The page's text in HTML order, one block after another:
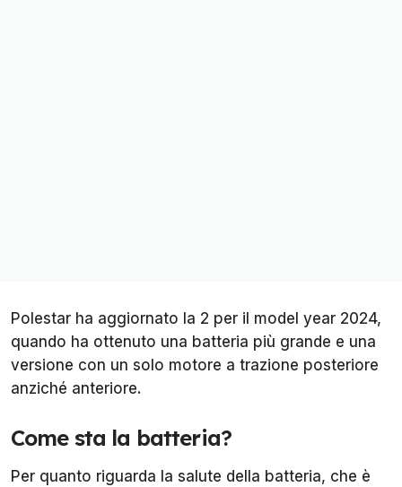
Polestar ha aggiornato la 2 per il model year 2024,
quando ha ottenuto una batteria più grande e una
versione con un solo motore a trazione posteriore
anziché anteriore.
Come sta la batteria?
Per quanto riguarda la salute della batteria, che è